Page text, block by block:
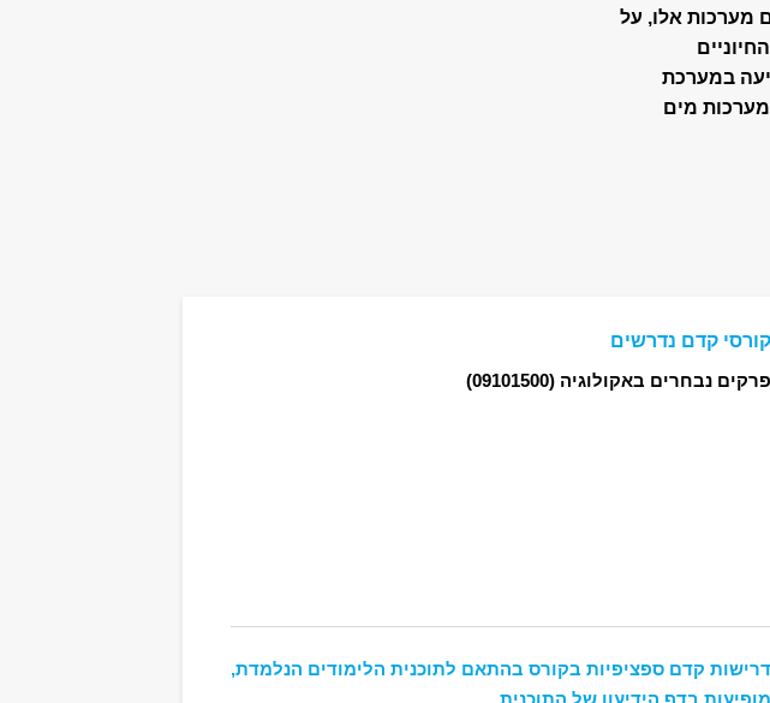
מערכות אלו, על
במערכת
מים
קורסי קדם נדרשים
פרקים נבחרים באקולוגיה (09101500)
דרישות קדם ספציפיות בקורס בהתאם לתוכנית הלימודים הנלמדת,